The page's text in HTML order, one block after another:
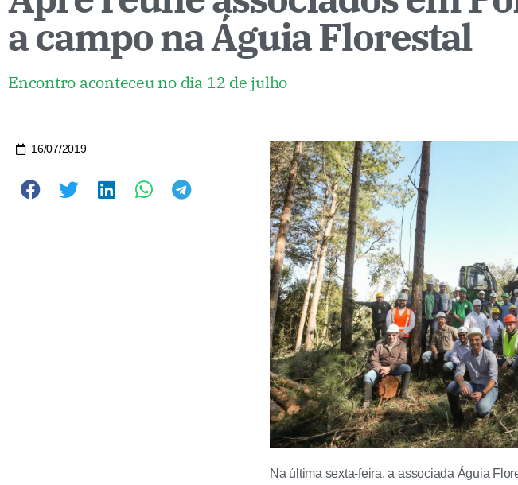
a campo na Águia Florestal
Encontro aconteceu no dia 12 de julho
16/07/2019
Na última sexta-feira, a associada Águia